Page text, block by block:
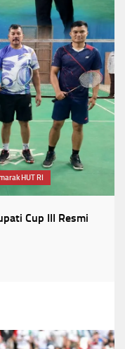
HUT RI
Cup III Resmi